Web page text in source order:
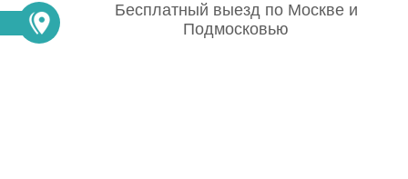
Бесплатный выезд по Москве и
Подмосковью